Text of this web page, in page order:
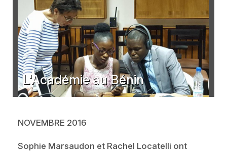
L'Académie au Bénin
NOVEMBRE 2016
Sophie Marsaudon et Rachel Locatelli ont